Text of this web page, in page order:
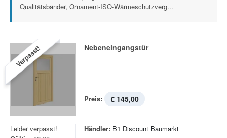
Qualitätsbänder, Ornament-ISO-Wärmeschutzverg...
Verpasst! Nebeneingangstür
Preis: € 145,00
Leider verpasst!
Händler: B1 Discount Baumarkt